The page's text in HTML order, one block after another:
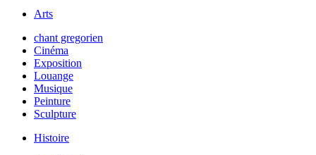
Arts
chant gregorien
Cinéma
Exposition
Louange
Musique
Peinture
Sculpture
Histoire